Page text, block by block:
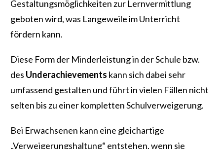
Gestaltungsmöglichkeiten zur Lernvermittlung
geboten wird, was Langeweile im Unterricht
fördern kann.
Diese Form der Minderleistung in der Schule bzw.
des Underachievements kann sich dabei sehr
umfassend gestalten und führt in vielen Fällen nicht
selten bis zu einer kompletten Schulverweigerung.
Bei Erwachsenen kann eine gleichartige
„Verweigerungshaltung“ entstehen, wenn sie